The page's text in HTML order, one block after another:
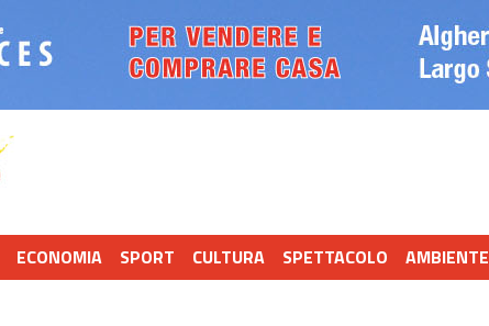
ECONOMIA SPORT CULTURA SPETTACOLO AMBIENTE